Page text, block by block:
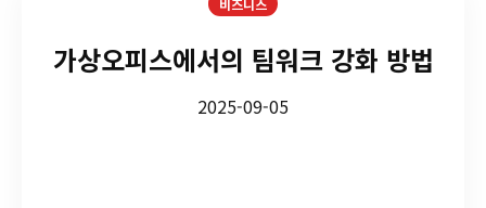
비즈니스
가상오피스에서의 팀워크 강화 방법
2025-09-05